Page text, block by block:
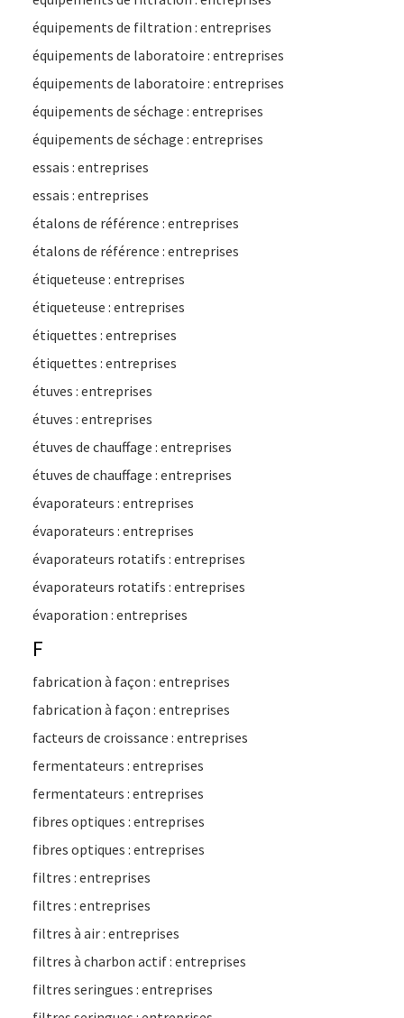
équipements de filtration : entreprises
équipements de laboratoire : entreprises
équipements de laboratoire : entreprises
équipements de séchage : entreprises
équipements de séchage : entreprises
essais : entreprises
essais : entreprises
étalons de référence : entreprises
étalons de référence : entreprises
étiqueteuse : entreprises
étiqueteuse : entreprises
étiquettes : entreprises
étiquettes : entreprises
étuves : entreprises
étuves : entreprises
étuves de chauffage : entreprises
étuves de chauffage : entreprises
évaporateurs : entreprises
évaporateurs : entreprises
évaporateurs rotatifs : entreprises
évaporateurs rotatifs : entreprises
évaporation : entreprises
F
fabrication à façon : entreprises
fabrication à façon : entreprises
facteurs de croissance : entreprises
fermentateurs : entreprises
fermentateurs : entreprises
fibres optiques : entreprises
fibres optiques : entreprises
filtres : entreprises
filtres : entreprises
filtres à air : entreprises
filtres à charbon actif : entreprises
filtres seringues : entreprises